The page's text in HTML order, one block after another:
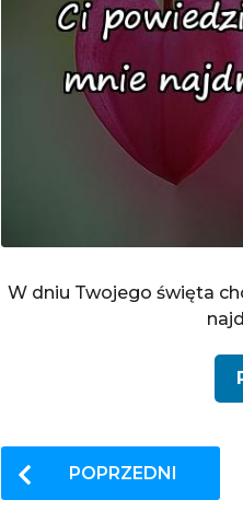
W dniu Twojego święta
P
o
POPRZEDNI